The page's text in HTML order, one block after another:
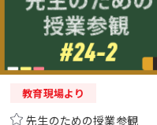
教育現場より
先生のための授業参観